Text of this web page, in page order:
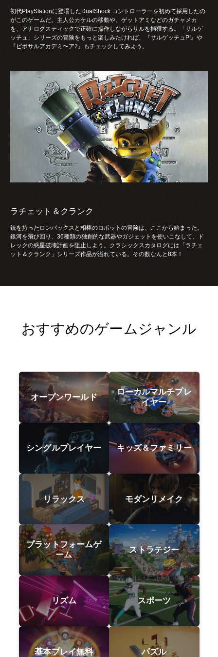
初代PlayStationに登場したDualShock コントローラーを初めて採用したの
がこのゲームだ。主人公カケルの移動や、ゲットアミなどのガチャメカ
を、アナログスティックで正確に操作しながらサルを捕獲する。「サルゲ
ッチュ」シリーズの冒険をもっと楽しみたければ、『サルゲッチュP!』や
『ピポサルアカデミ〜ア2』もチェックしてみよう。
ラチェット＆クランク
銃を持ったロンバックスと相棒のロボットの冒険は、ここから始まった。
銀河を飛び回り、36種類の独創的な武器やガジェットを使いこなして、ド
レックの惑星破壊計画を阻止しよう。クラシックスカタログには「ラチェ
ット＆クランク」シリーズ作品が溢れている。その数なんと8本！
おすすめのゲームジャンル
オープンワールド
ローカルマルチプレ
イヤー
シングルプレイヤー キッズ＆ファミリー
リラックス モダンリメイク
プラットフォームゲ
ーム
ストラテジー
リズム スポーツ
基本プレイ無料 パズル